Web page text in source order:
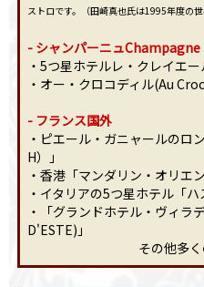
ストロです。（田崎真也氏は1995年度の
- シャンパーニュChampagne
・5つ星ホテルレ・クレイエ
・オー・クロコディル(Au
- フランス国外
・ピエール・ガニャールのロ
H）」
・香港「マンダリン・オリエン
・イタリアの5つ星ホテル「ハ
・「グランドホテル・ヴィラ
D'ESTE)」
その他多